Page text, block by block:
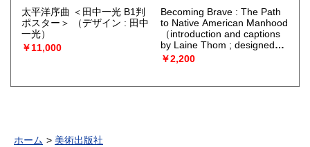
太平洋序曲 ＜田中一光 B1判
ポスター＞
（デザイン : 田中
一光）
￥11,000
Becoming Brave : The Path
to Native American Manhood
（introduction and captions
by Laine Thom ; designed
and produced by McQuiston
& Partners）
￥2,200
ホーム
美術出版社